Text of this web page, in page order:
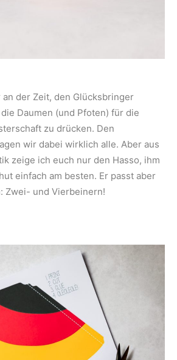
der Zeit, den Glücksbringer
Daumen (und Pfoten) für die
zu drücken. Den
wir dabei wirklich alle. Aber aus
zeige ich euch nur den Hasso, ihm
einfach am besten. Er passt aber
Zwei- und Vierbeinern!